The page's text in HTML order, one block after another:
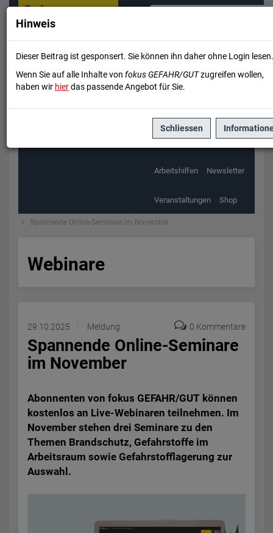
Unser Angebot
Wissen Themen
Vorschriften Beförderung
Arbeitshilfen Newsletter
Veranstaltungen Shop
Startseite Themen
Spannende Online-Seminare im November
Hinweis
Dieser Beitrag ist gesponsert. Sie können ihn daher ohne Login lesen.
Wenn Sie auf alle Inhalte von fokus GEFAHR/GUTzugreifen wollen,
haben wir hierdas passende Angebot für Sie.
Schliessen
Webinare
29.10.2025 Meldung 0 Kommentare
Spannende Online-Seminare
im November
Abonnenten von fokus GEFAHR/GUT können
kostenlos an Live-Webinaren teilnehmen. Im
November stehen drei Seminare zu den
Themen Brandschutz, Gefahrstoffe im
Arbeitsraum sowie Gefahrstofflagerung zur
Auswahl.